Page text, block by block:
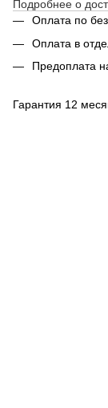
Подробнее о
Оплата по
Оплата в
Предоплата
Гарантия 12